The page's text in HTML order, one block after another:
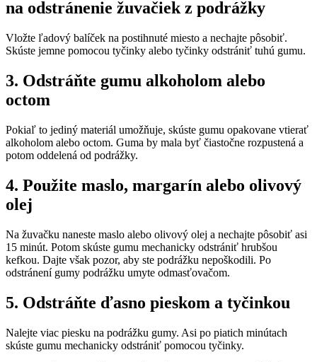
na odstránenie žuvačiek z podrážky
Vložte ľadový balíček na postihnuté miesto a nechajte pôsobiť.
Skúste jemne pomocou tyčinky alebo tyčinky odstrániť tuhú gumu.
3. Odstráňte gumu alkoholom alebo
octom
Pokiaľ to jediný materiál umožňuje, skúste gumu opakovane vtierať
alkoholom alebo octom. Guma by mala byť čiastočne rozpustená a
potom oddelená od podrážky.
4. Použite maslo, margarín alebo olivový
olej
Na žuvačku naneste maslo alebo olivový olej a nechajte pôsobiť asi
15 minút. Potom skúste gumu mechanicky odstrániť hrubšou
kefkou. Dajte však pozor, aby ste podrážku nepoškodili. Po
odstránení gumy podrážku umyte odmasťovačom.
5. Odstráňte ďasno pieskom a tyčinkou
Nalejte viac piesku na podrážku gumy. Asi po piatich minútach
skúste gumu mechanicky odstrániť pomocou tyčinky.